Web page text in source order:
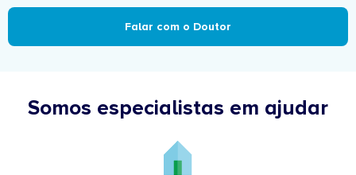
Falar com o Doutor
Somos especialistas em ajudar